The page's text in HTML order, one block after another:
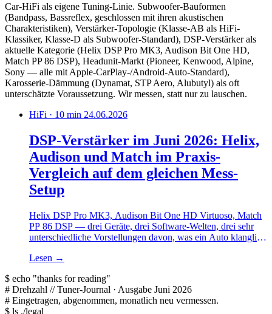
Car-HiFi als eigene Tuning-Linie. Subwoofer-Bauformen
(Bandpass, Bassreflex, geschlossen mit ihren akustischen
Charakteristiken), Verstärker-Topologie (Klasse-AB als HiFi-
Klassiker, Klasse-D als Subwoofer-Standard), DSP-Verstärker als
aktuelle Kategorie (Helix DSP Pro MK3, Audison Bit One HD,
Match PP 86 DSP), Headunit-Markt (Pioneer, Kenwood, Alpine,
Sony — alle mit Apple-CarPlay-/Android-Auto-Standard),
Karosserie-Dämmung (Dynamat, STP Aero, Alubutyl) als oft
unterschätzte Voraussetzung. Wir messen, statt nur zu lauschen.
HiFi · 10 min 24.06.2026
DSP-Verstärker im Juni 2026: Helix,
Audison und Match im Praxis-
Vergleich auf dem gleichen Mess-
Setup
Helix DSP Pro MK3, Audison Bit One HD Virtuoso, Match
PP 86 DSP — drei Geräte, drei Software-Welten, drei sehr
unterschiedliche Vorstellungen davon, was ein Auto klanglich
Lesen →
$ echo "thanks for reading"
# Drehzahl // Tuner-Journal · Ausgabe Juni 2026
# Eingetragen, abgenommen, monatlich neu vermessen.
$ ls ./legal